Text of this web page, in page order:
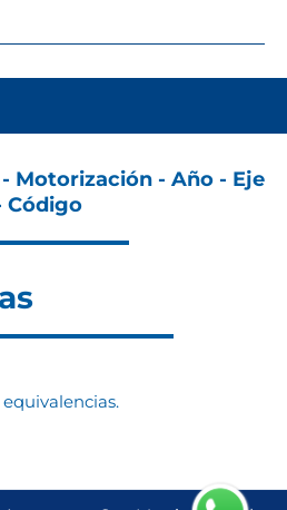
Motorización - Año - Eje
Código